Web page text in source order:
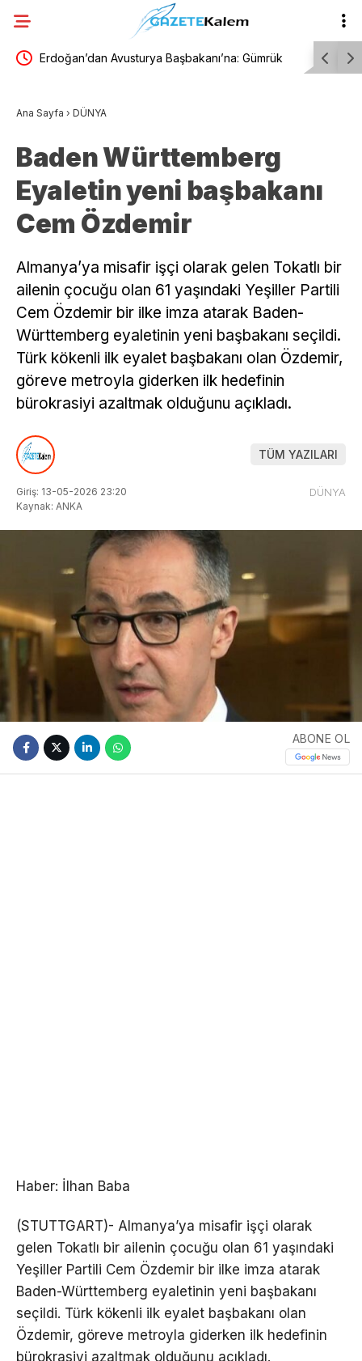
Erdoğan’dan Avusturya Başbakanı’na: Gümrük Eski
Ana Sayfa › DÜNYA
Baden Württemberg
Eyaletin yeni başbakanı
Cem Özdemir
Almanya’ya misafir işçi olarak gelen Tokatlı bir
ailenin çocuğu olan 61 yaşındaki Yeşiller Partili
Cem Özdemir bir ilke imza atarak Baden-
Württemberg eyaletinin yeni başbakanı seçildi.
Türk kökenli ilk eyalet başbakanı olan Özdemir,
göreve metroyla giderken ilk hedefinin
bürokrasiyi azaltmak olduğunu açıkladı.
TÜM YAZILARI
Giriş: 13-05-2026 23:20
Kaynak: ANKA
DÜNYA
ABONE OL
Haber: İlhan Baba
(STUTTGART)- Almanya’ya misafir işçi olarak
gelen Tokatlı bir ailenin çocuğu olan 61 yaşındaki
Yeşiller Partili Cem Özdemir bir ilke imza atarak
Baden-Württemberg eyaletinin yeni başbakanı
seçildi. Türk kökenli ilk eyalet başbakanı olan
Özdemir, göreve metroyla giderken ilk hedefinin
bürokrasiyi azaltmak olduğunu açıkladı.